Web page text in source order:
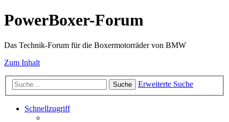
PowerBoxer-Forum
Das Technik-Forum für die Boxermotorräder von BMW
Zum Inhalt
Suche Erweiterte Suche
Schnellzugriff